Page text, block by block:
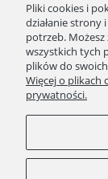
Pliki cookies i
działanie strony
potrzeb.
wszystkich tych
plików do
Więcej o plikach
prywatności.